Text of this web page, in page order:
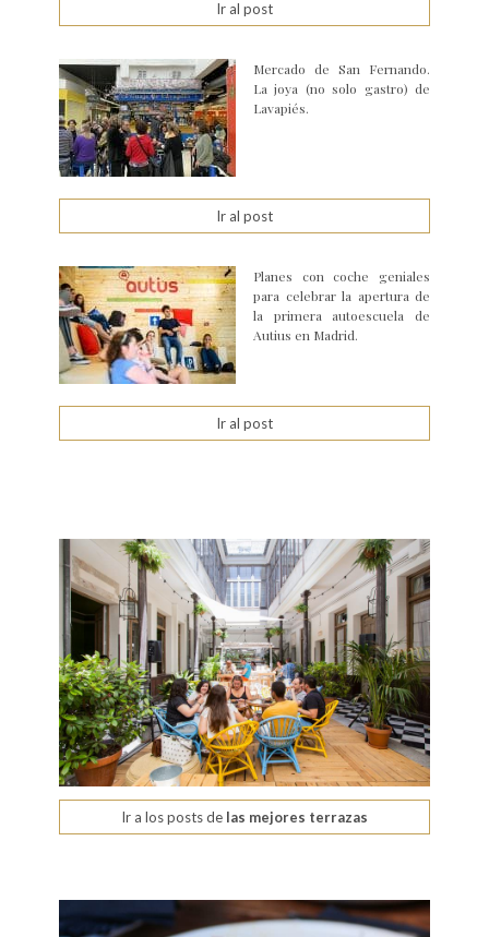
Ir al post
Mercado de San Fernando.
La joya (no solo gastro) de
Lavapiés.
Ir al post
Planes con coche geniales
para celebrar la apertura de
la primera autoescuela de
Autius en Madrid.
Ir al post
Ir a los posts de las mejores terrazas